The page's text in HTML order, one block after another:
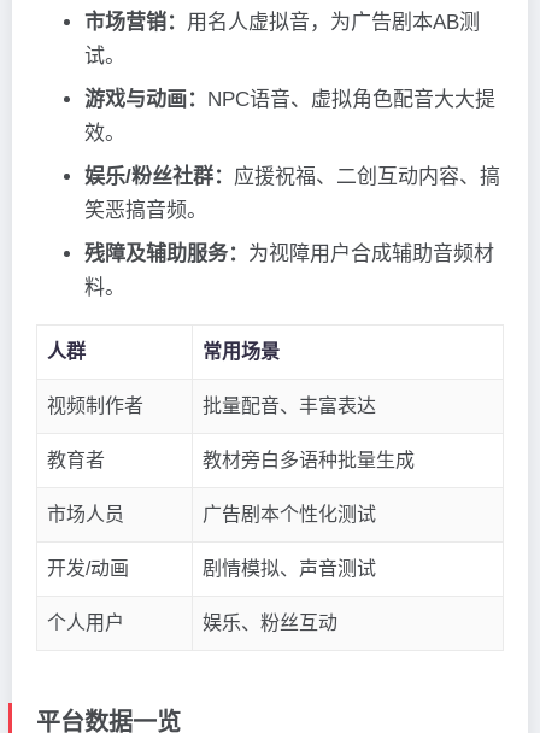
市场营销： 用名人虚拟音，为广告剧本AB测
试。
游戏与动画：
NPC语音、虚拟角色配音大大提
效。
娱乐/粉丝社群： 应援祝福、二创互动内容、搞
笑恶搞音频。
残障及辅助服务： 为视障用户合成辅助音频材
料。
人群 常用场景
视频制作者 批量配音、丰富表达
教育者 教材旁白多语种批量生成
市场人员 广告剧本个性化测试
开发/动画 剧情模拟、声音测试
个人用户 娱乐、粉丝互动
平台数据一览